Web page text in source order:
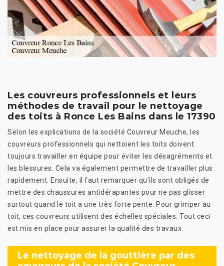
Les couvreurs professionnels et leurs
méthodes de travail pour le nettoyage
des toits à Ronce Les Bains dans le 17390
Selon les explications de la société Couvreur Meuche, les
couvreurs professionnels qui nettoient les toits doivent
toujours travailler en équipe pour éviter les désagréments et
les blessures. Cela va également permettre de travailler plus
rapidement. Ensuite, il faut remarquer qu'ils sont obligés de
mettre des chaussures antidérapantes pour ne pas glisser
surtout quand le toit a une très forte pente. Pour grimper au
toit, ces couvreurs utilisent des échelles spéciales. Tout ceci
est mis en place pour assurer la qualité des travaux.
Le nettoyage de la gouttière par des